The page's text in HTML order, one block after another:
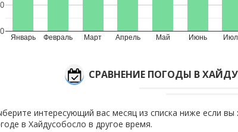
Январь Февраль Март Апрель Май Июнь
0
СРАВНЕНИЕ ПОГОДЫ В
интересующий вас месяц из списка ниже если
в Хайдусобосло в другое время.